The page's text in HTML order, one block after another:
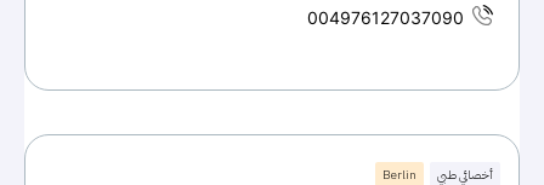
004976127037090
أخصائي طبي Berlin